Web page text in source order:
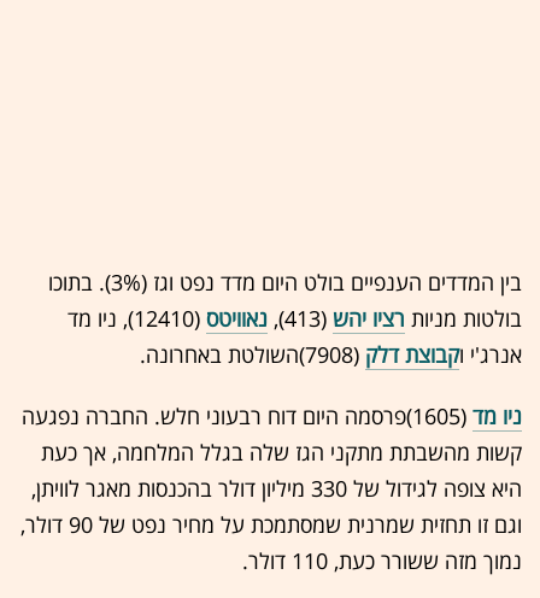
בין המדדים הענפיים בולט היום מדד נפט וגז (3%). בתוכו
בולטות מניות רציו יהש (413), נאוויטס
(12410), ניו מד
אנרג'י וקבוצת דלק (7908)השולטת באחרונה.
ניו מד
(1605)פרסמה היום דוח רבעוני חלש. החברה נפגעה
קשות מהשבתת מתקני הגז שלה בגלל המלחמה, אך כעת
היא צופה לגידול של 330 מיליון דולר בהכנסות מאגר לוויתן,
וגם זו תחזית שמרנית שמסתמכת על מחיר נפט של 90 דולר,
נמוך מזה ששורר כעת, 110 דולר.